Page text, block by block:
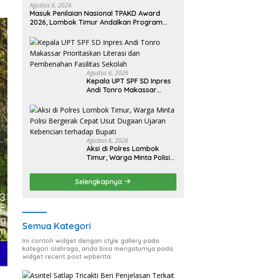
Agustus 6, 2026
Masuk Penilaian Nasional TPAKD Award
2026, Lombok Timur Andalkan Program
Kesejahteraan Warga
Agustus 6, 2026
Kepala UPT SPF SD Inpres
Andi Tonro Makassar
Pembenahan Fasilitas
Sekolah
Agustus 6, 2026
Aksi di Polres Lombok
Timur, Warga Minta Polisi
Dugaan Ujaran Kebencian
terhadap Bupati
Selengkapnya
Semua Kategori
Ini contoh widget dengan style gallery pada
kategori olahraga, anda bisa mengaturnya pada
widget recent post wpberita.